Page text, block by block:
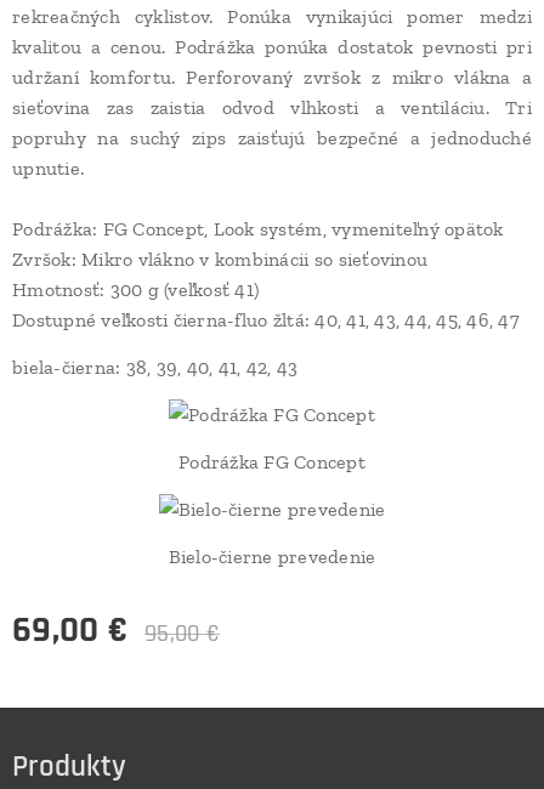
rekreačných cyklistov. Ponúka vynikajúci pomer medzi
kvalitou a cenou. Podrážka ponúka dostatok pevnosti pri
udržaní komfortu. Perforovaný zvršok z mikro vlákna a
sieťovina zas zaistia odvod vlhkosti a ventiláciu. Tri
popruhy na suchý zips zaisťujú bezpečné a jednoduché
upnutie.
Podrážka: FG Concept, Look systém, vymeniteľný opätok
Zvršok: Mikro vlákno v kombinácii so sieťovinou
Hmotnosť: 300 g (veľkosť 41)
Dostupné veľkosti čierna-fluo žltá: 40, 41, 43, 44, 45, 46, 47
biela-čierna: 38, 39, 40, 41, 42, 43
Podrážka FG Concept
Bielo-čierne prevedenie
69,00 € 95,00€
Produkty